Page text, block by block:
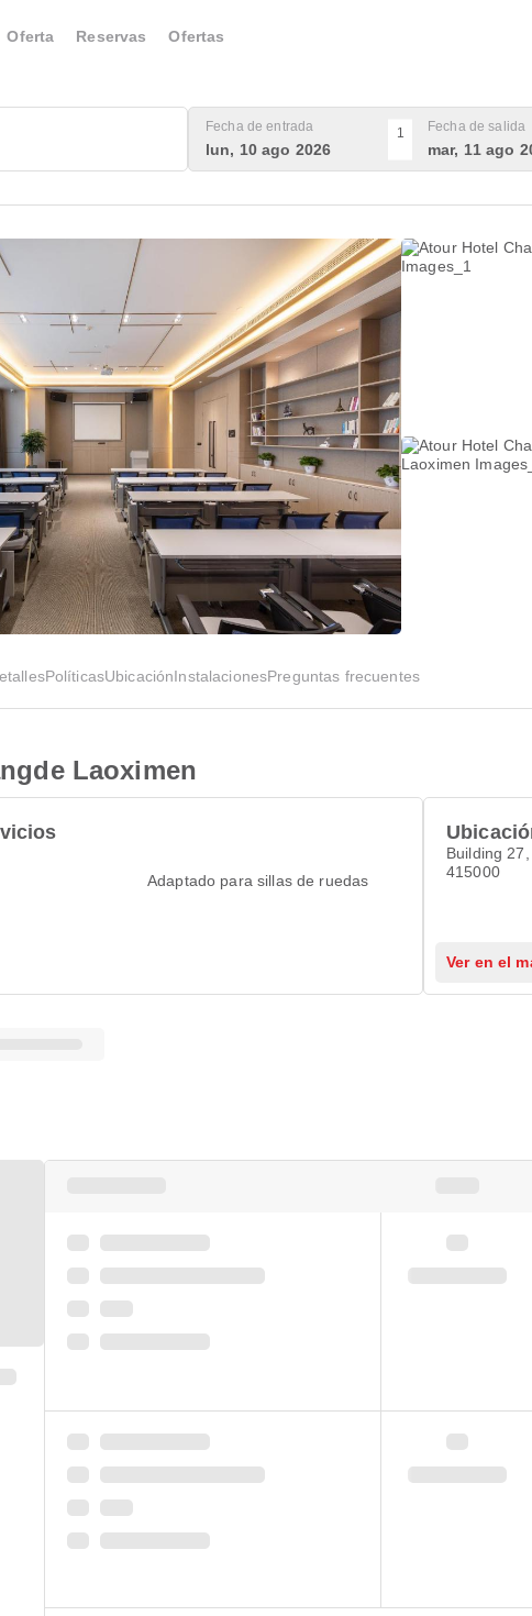
Oferta Reservas Ofertas
Fecha de entrada
lun, 10 ago 2026
1 Fecha de salida
mar, 11 ago
PolíticasUbicaciónInstalacionesPreguntas frecuentes
Laoximen
Adaptado para sillas de ruedas
Building
415000
Ver en el